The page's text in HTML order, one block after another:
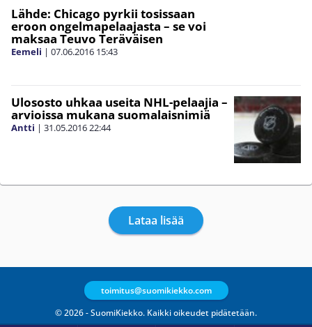
Lähde: Chicago pyrkii tosissaan
eroon ongelmapelaajasta – se voi
maksaa Teuvo Teräväisen
Eemeli | 07.06.2016 15:43
Ulososto uhkaa useita NHL-pelaajia –
arvioissa mukana suomalaisnimiä
Antti | 31.05.201622:44
Lataa lisää
© 2026 - SuomiKiekko. Kaikki oikeudet pidätetään.
toimitus@suomikiekko.com